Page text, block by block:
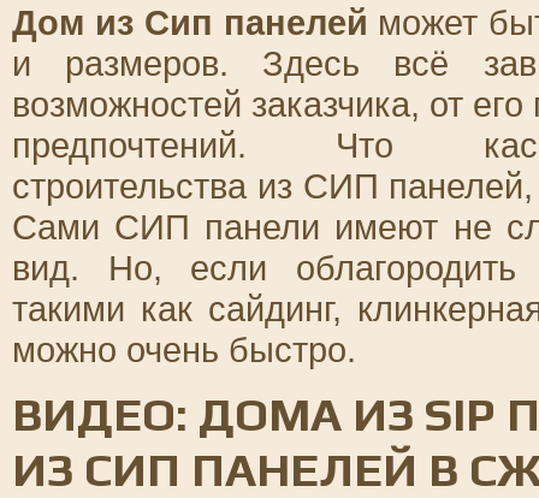
Дом из Сип панелей может
и размеров. Здесь всё
возможностей заказчика, от
предпочтений. Что
строительства из СИП
Сами СИП панели имеют не
вид. Но, если
такими как сайдинг,
можно очень быстро.
ВИДЕО: ДОМА ИЗ SIP
ИЗ СИП ПАНЕЛЕЙ В